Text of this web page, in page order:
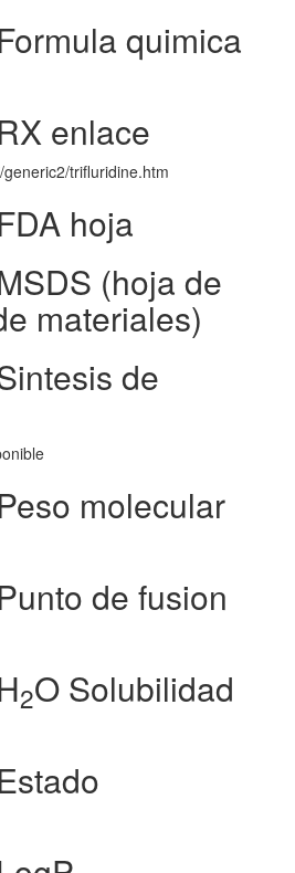
quimica
enlace
trifluridine.htm
hoja
(hoja de
materiales)
de
molecular
de fusion
2O Solubilidad